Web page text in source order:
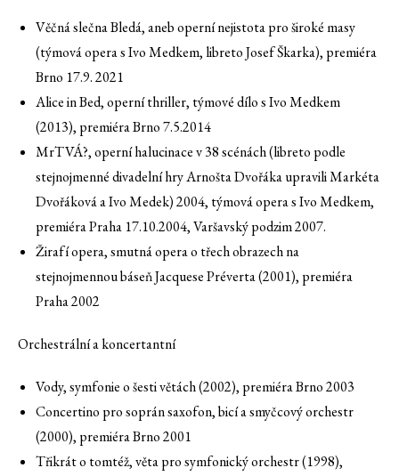
Věčná slečna Bledá, aneb operní nejistota pro široké masy
(týmová opera s Ivo Medkem, libreto Josef Škarka), premiéra
Brno 17.9. 2021
Alice in Bed, operní thriller, týmové dílo s Ivo Medkem
(2013), premiéra Brno 7.5.2014
MrTVÁ?, operní halucinace v 38 scénách (libreto podle
stejnojmenné divadelní hry Arnošta Dvořáka upravili Markéta
Dvořáková a Ivo Medek) 2004, týmová opera s Ivo Medkem,
premiéra Praha 17.10.2004, Varšavský podzim 2007.
Žirafí opera, smutná opera o třech obrazech na
stejnojmennou báseň Jacquese Préverta (2001), premiéra
Praha 2002
Orchestrální a koncertantní
Vody, symfonie o šesti větách (2002), premiéra Brno 2003
Concertino pro soprán saxofon, bicí a smyčcový orchestr
(2000), premiéra Brno 2001
Třikrát o tomtéž, věta pro symfonický orchestr (1998),